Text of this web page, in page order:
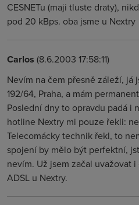
CESNETu (maji tluste draty),
pod 20 kBps. oba jsme u Nextry
Carlos (8.6.2003 17:58:11)
Nevím na čem přesně záleží, já
192/64, Praha, a mám
Poslední dny to opravdu padá i
hotline Nextry mi pouze řekli:
Telecomácky technik řekl, to
spojení by mělo být perfektní,
nevím. Už jsem začal uvažovat
ADSL u Nextry.